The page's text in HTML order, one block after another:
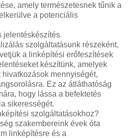
amely természetesnek tűnik a
a potenciális
jelentéskészítés
szolgáltatásunk részeként,
a linképítési erőfeszítések
készítünk, amelyek
mennyiségét,
Ez az átláthatóság
hogy lássa a befektetés
sikerességét.
szolgáltatásokhoz?
szakembereink évek óta
linképítésre és a